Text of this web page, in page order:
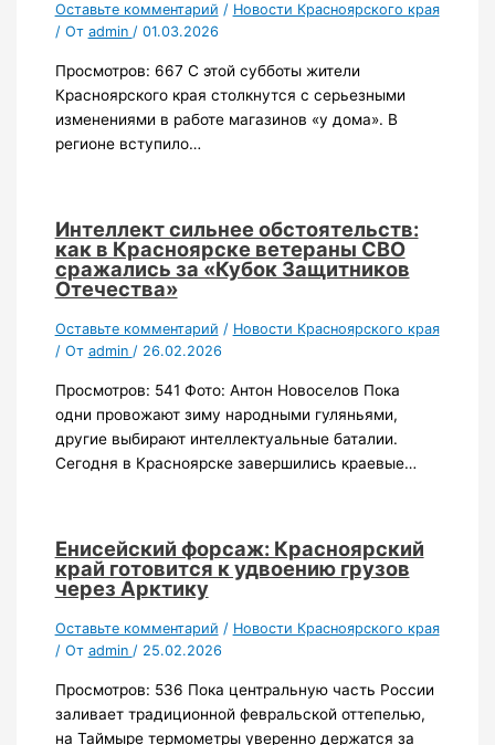
Оставьте комментарий / Новости Красноярского края
/ От admin / 01.03.2026
Просмотров: 667 С этой субботы жители
Красноярского края столкнутся с серьезными
изменениями в работе магазинов «у дома». В
регионе вступило…
Интеллект сильнее обстоятельств:
как в Красноярске ветераны СВО
сражались за «Кубок Защитников
Отечества»
Оставьте комментарий / Новости Красноярского края
/ От admin / 26.02.2026
Просмотров: 541 Фото: Антон Новоселов Пока
одни провожают зиму народными гуляньями,
другие выбирают интеллектуальные баталии.
Сегодня в Красноярске завершились краевые…
Енисейский форсаж: Красноярский
край готовится к удвоению грузов
через Арктику
Оставьте комментарий / Новости Красноярского края
/ От admin / 25.02.2026
Просмотров: 536 Пока центральную часть России
заливает традиционной февральской оттепелью,
на Таймыре термометры уверенно держатся за